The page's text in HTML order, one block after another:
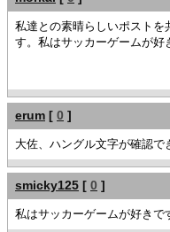
私達との素晴らしいポストを
す。私はサッカーゲームが好
erum [ 0 ]
大佐、ハングル文字が確認で
smicky125 [ 0 ]
私はサッカーゲームが好きで